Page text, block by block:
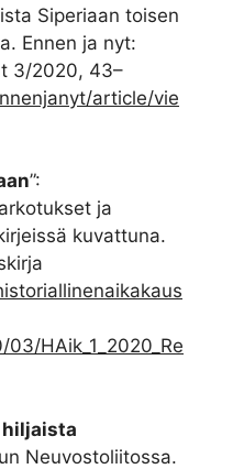
Siperiaan toisen
Ennen ja nyt:
3/2020, 43–
article/vie
”:
ja
kuvattuna.
HAik_1_2020_Re
Neuvostoliitossa.